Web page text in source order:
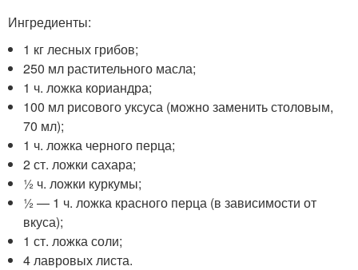
Ингредиенты:
1 кг лесных грибов;
250 мл растительного масла;
1 ч. ложка кориандра;
100 мл рисового уксуса (можно заменить столовым,
70 мл);
1 ч. ложка черного перца;
2 ст. ложки сахара;
½ ч. ложки куркумы;
½ — 1 ч. ложка красного перца (в зависимости от
вкуса);
1 ст. ложка соли;
4 лавровых листа.